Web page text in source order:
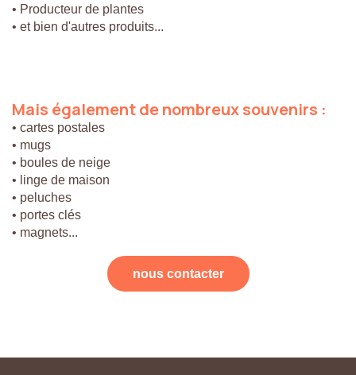
• Producteur de plantes
• et bien d'autres produits...
Mais égalementdenombreuxsouvenirs :
• cartes postales
• mugs
• boules de neige
• linge de maison
• peluches
• portes clés
• magnets...
nous contacter